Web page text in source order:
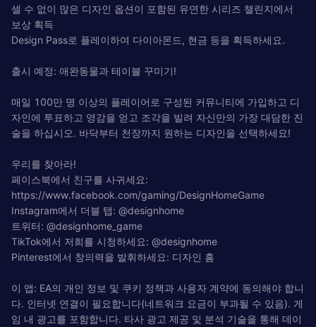
셀 수 없이 많은 디자인 옵션이 포함된 유연한 시리즈 챌린지에서
보상 획득
Design Pass로 플레이하여 다이아몬드, 현금 등을 획득하세요.
출시 예정: 애완동물과 테이블 꾸미기!
매일 100만 명 이상의 플레이어로 구성된 커뮤니티에 가입하고 디
자인에 투표하고 영감을 얻고 조각을 빌려 자신만의 가장 대담한 진
술을 하십시오. 바닥부터 천장까지 원하는 디자인을 선택하세요!
우리를 찾아라!
페이스북에서 친구를 사귀세요:
https://www.facebook.com/gaming/DesignHomeGame
Instagram에서 더블 탭: @designhome
트위터: @designhome_game
TikTok에서 저희를 시청하세요: @designhome
Pinterest에서 창의력을 발휘하세요: 디자인 홈
이 앱: EA의 개인 정보 및 쿠키 정책과 사용자 계약에 동의해야 합니
다. 인터넷 연결이 필요합니다(네트워크 요금이 부과될 수 있음). 게
임 내 광고를 포함합니다. 타사 광고 제공 및 분석 기술을 통해 데이